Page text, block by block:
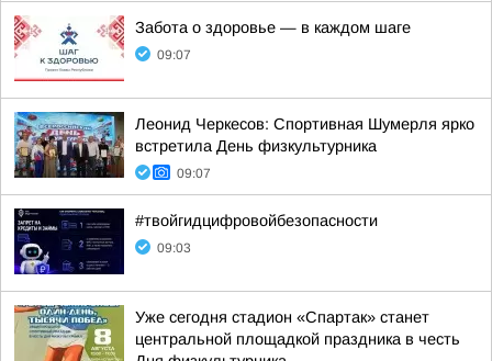
Забота о здоровье — в каждом шаге
09:07
Леонид Черкесов: Спортивная Шумерля ярко
встретила День физкультурника
09:07
#твойгидцифровойбезопасности
09:03
Уже сегодня стадион «Спартак» станет
центральной площадкой праздника в честь